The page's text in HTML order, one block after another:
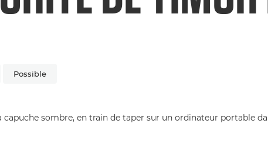
Possible